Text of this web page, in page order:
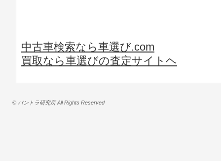
中古車検索なら車選び.com
買取なら車選びの査定サイトヘ
© バントラ研究所 All Rights Reserved